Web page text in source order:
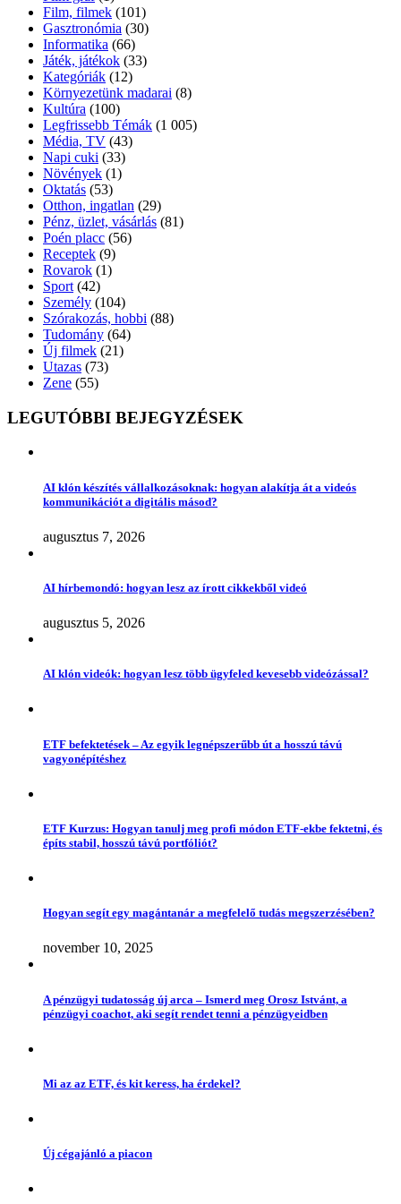
Film, filmek (101)
Gasztronómia (30)
Informatika (66)
Játék, játékok (33)
Kategóriák (12)
Környezetünk madarai (8)
Kultúra (100)
Legfrissebb Témák (1 005)
Média, TV (43)
Napi cuki (33)
Növények (1)
Oktatás (53)
Otthon, ingatlan (29)
Pénz, üzlet, vásárlás (81)
Poén placc (56)
Receptek (9)
Rovarok (1)
Sport (42)
Személy (104)
Szórakozás, hobbi (88)
Tudomány (64)
Új filmek (21)
Utazas (73)
Zene (55)
LEGUTÓBBI BEJEGYZÉSEK
AI klón készítés vállalkozásoknak: hogyan alakítja át a videós
kommunikációt a digitális másod?
augusztus 7, 2026
AI hírbemondó: hogyan lesz az írott cikkekből videó
augusztus 5, 2026
AI klón videók: hogyan lesz több ügyfeled kevesebb videózással?
ETF befektetések – Az egyik legnépszerűbb út a hosszú távú
vagyonépítéshez
ETF Kurzus: Hogyan tanulj meg profi módon ETF-ekbe fektetni, és
építs stabil, hosszú távú portfóliót?
Hogyan segít egy magántanár a megfelelő tudás megszerzésében?
november 10, 2025
A pénzügyi tudatosság új arca – Ismerd meg Orosz Istvánt, a
pénzügyi coachot, aki segít rendet tenni a pénzügyeidben
Mi az az ETF, és kit keress, ha érdekel?
Új cégajánló a piacon